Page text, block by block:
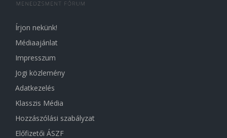
Írjon nekünk!
Médiaajánlat
Impresszum
Jogi közlemény
Adatkezelés
Klasszis Média
Hozzászólási szabályzat
Előfizetői ÁSZF